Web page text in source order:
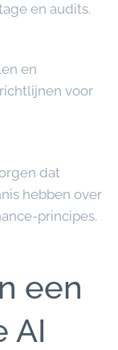
en audits.
en
voor
dat
hebben over
principes.
een
AI